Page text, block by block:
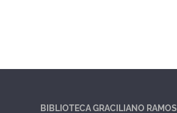
BIBLIOTECA GRACILIANO RAMOS